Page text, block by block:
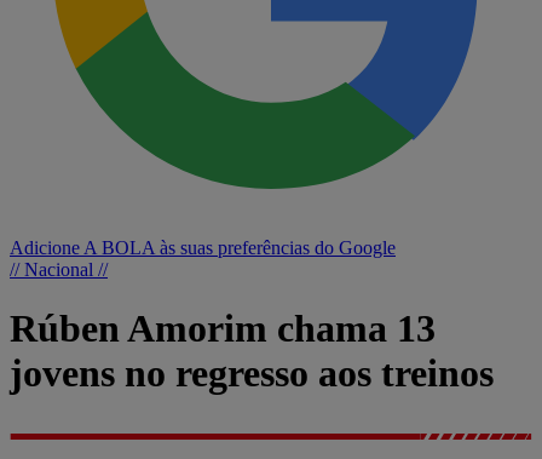
Adicione A BOLA às suas preferências do Google
// Nacional //
Rúben Amorim chama 13
jovens no regresso aos treinos